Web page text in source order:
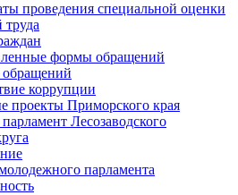
проведения специальной оценки
труда
формы обращений
коррупции
проекты Приморского края
Лесозаводского
парламента